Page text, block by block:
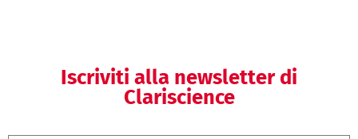
Iscriviti alla newsletter di
Clariscience